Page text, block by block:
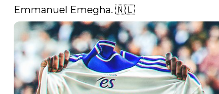
Emmanuel Emegha. 🇳🇱